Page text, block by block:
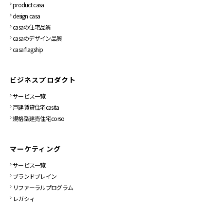
product casa
design casa
casaの住宅品質
casaのデザイン品質
casa flagship
ビジネスプロダクト
サービス一覧
戸建賃貸住宅casita
規格型建売住宅corso
マーケティング
サービス一覧
ブランドブレイン
リファーラルプログラム
レガシィ